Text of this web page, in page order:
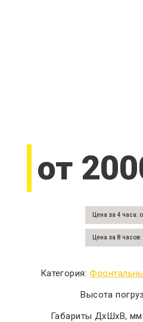
от
Цена за 4 часа:
Цена за 8
Категория:
Высота
Габариты ДхШхВ, мм: